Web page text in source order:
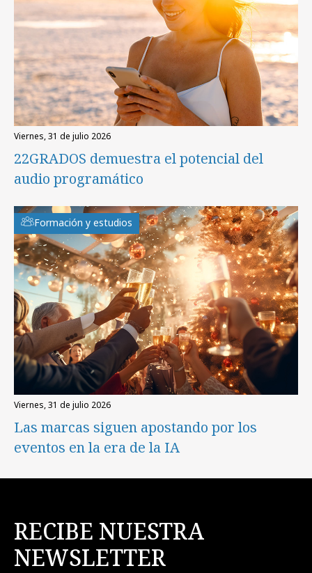
viernes, 31 de julio 2026
22GRADOS demuestra el potencial del
audio programático
Formación y estudios
viernes, 31 de julio 2026
Las marcas siguen apostando por los
eventos en la era de la IA
RECIBE NUESTRA
NEWSLETTER